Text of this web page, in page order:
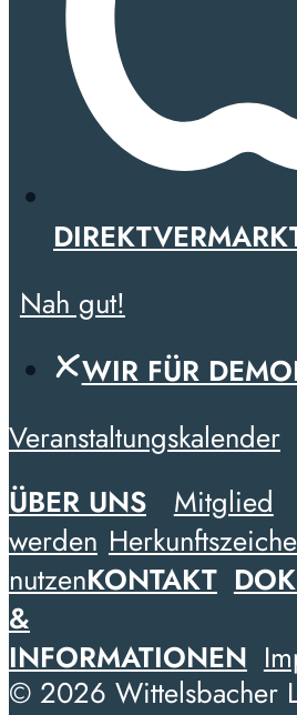
Nah gut!
WIR FÜR
Veranstaltungskalender
ÜBER UNS
Mitglied
werden
nutzenKONTAKT
&
INFORMATIONEN
© 2026 Wittelsbacher